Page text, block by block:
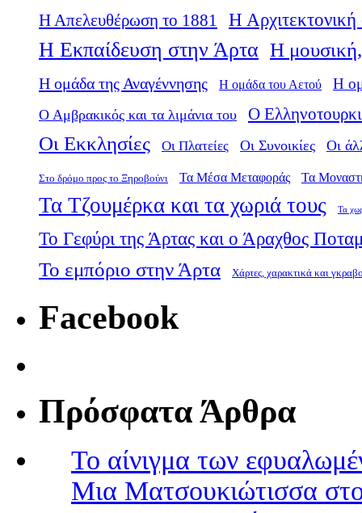
Η Απελευθέρωση το 1881
Η
Η Εκπαίδευση στην Άρτα Η μουσική,
Η ομάδα της Αναγέννησης Η ομάδα του Αετού Η
Ο Αμβρακικός και τα λιμάνια του Ο
Οι Εκκλησίες Οι Πλατείες Οι Συνοικίες Οι
Στο δρόμο προς το Ξηροβούνι Τα Μέσα Μεταφοράς Τα
Τα Τζουμέρκα και τα χωριά τους Τα
Το Γεφύρι της Άρτας και ο Άραχθος
Το εμπόριο στην Άρτα Χάρτες, χαρακτικά και
Facebook
Πρόσφατα Άρθρα
Το αίνιγμα των
Μια Ματσουκιώτισσα